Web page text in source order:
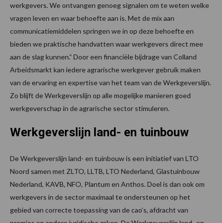
werkgevers. We ontvangen genoeg signalen om te weten welke
vragen leven en waar behoefte aan is. Met de mix aan
communicatiemiddelen springen we in op deze behoefte en
bieden we praktische handvatten waar werkgevers direct mee
aan de slag kunnen.” Door een financiële bijdrage van Colland
Arbeidsmarkt kan iedere agrarische werkgever gebruik maken
van de ervaring en expertise van het team van de Werkgeverslijn.
Zo blijft de Werkgeverslijn op alle mogelijke manieren goed
werkgeverschap in de agrarische sector stimuleren.
Werkgeverslijn land- en tuinbouw
De Werkgeverslijn land- en tuinbouw is een initiatief van LTO
Noord samen met ZLTO, LLTB, LTO Nederland, Glastuinbouw
Nederland, KAVB, NFO, Plantum en Anthos. Doel is dan ook om
werkgevers in de sector maximaal te ondersteunen op het
gebied van correcte toepassing van de cao’s, afdracht van